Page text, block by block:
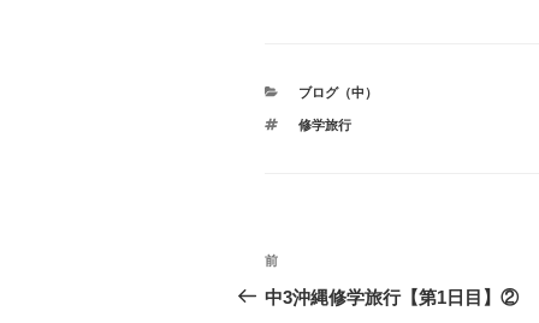
カ
ゴ
ブログ（中）
タ
修学旅行
投
稿
前
の
前
中3沖縄修学旅行【第1日目】②